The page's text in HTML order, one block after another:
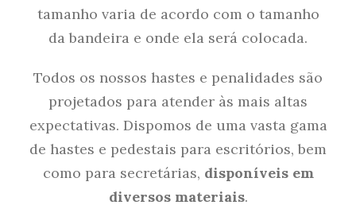
tamanho varia de acordo com o tamanho
da bandeira e onde ela será colocada.
Todos os nossos hastes e penalidades são
projetados para atender às mais altas
expectativas. Dispomos de uma vasta gama
de hastes e pedestais para escritórios, bem
como para secretárias, disponíveis em
diversos materiais.